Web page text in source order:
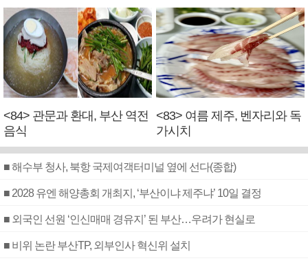
<84> 관문과 환대, 부산 역전
음식
<83> 여름 제주, 벤자리와 독
가시치
■ 해수부 청사, 북항 국제여객터미널 옆에 선다(종합)
■ 2028 유엔 해양총회 개최지, ‘부산이냐 제주냐’ 10일 결정
■ 외국인 선원 ‘인신매매 경유지’ 된 부산…우려가 현실로
■ 비위 논란 부산TP, 외부인사 혁신위 설치